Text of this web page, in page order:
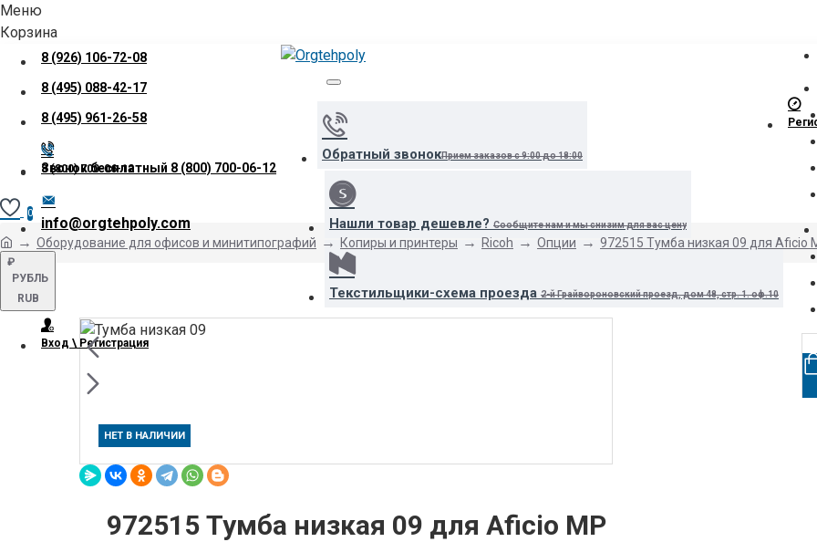
Меню
Корзина
8 (926) 106-72-08
8 (495) 088-42-17
8 (495) 961-26-58
Звонок бесплатный 8 (800) 700-06-12
info@orgtehpoly.com
₽
РУБЛЬ
RUB
Вход \ Регистрация
Обратный звонокПрием заказов с 9:00 до 18:00
Нашли товар дешевле? Сообщите нам и мы снизим для вас цену
Текстильщики-схема проезда 2-й Грайвороновский проезд, дом 48, стр. 1. оф.10
8 (800) 700-06-12
0
Оборудование для офисов и минитипографий Копиры и принтеры Ricoh Опции 972515 Тумба низкая 09 для Aficio
НЕТ В НАЛИЧИИ
972515 Тумба низкая 09 для Aficio MP